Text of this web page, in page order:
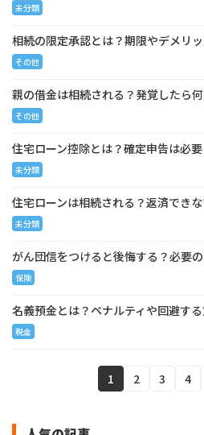
未分類
相続の限定承認とは？期限やデメリ
その他
親の借金は相続される？発覚したら
その他
住宅ローン控除とは？確定申告は必要
未分類
住宅ローンは相続される？返済でき
未分類
がん団信をつけると後悔する？必要
保険
名義預金とは？ペナルティや回避す
税金
1 2 3 4